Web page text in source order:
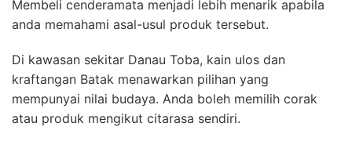
Membeli cenderamata menjadi lebih menarik apabila
anda memahami asal-usul produk tersebut.
Di kawasan sekitar Danau Toba, kain ulos dan
kraftangan Batak menawarkan pilihan yang
mempunyai nilai budaya. Anda boleh memilih corak
atau produk mengikut citarasa sendiri.